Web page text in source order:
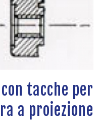
tacche per
a proiezione